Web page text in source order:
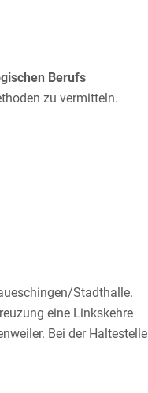
Berufs
zu vermitteln.
Stadthalle.
eine Linkskehre
Bei der Haltestelle